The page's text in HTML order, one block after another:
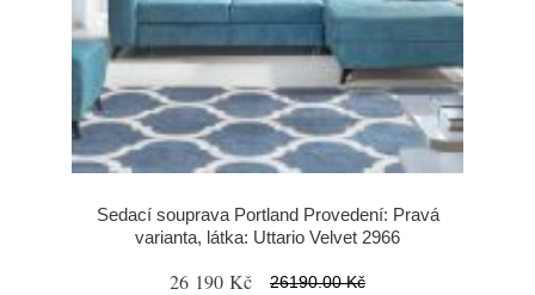
Sedací souprava Portland Provedení: Pravá
varianta, látka: Uttario Velvet 2966
26 190 Kč 26190.00 Kč